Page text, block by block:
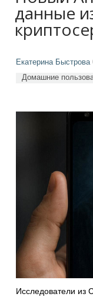
данные
Екатерина Быстрова
Домашние
Исследователи из